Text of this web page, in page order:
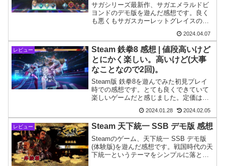
サガシリーズ最新作、サガエメラルドビ
ヨンドのデモ版を遊んだ感想です。良く
も悪くもサガスカーレットグレイスの流
携をあれこれ考える日々がやってきそう
です。
2024.04.07
レビュー
Steam 鉄拳8 感想 | 値段高いけど
とにかく楽しい。高いけど(大事
なことなので2回)。
Steam版 鉄拳8を遊んでみた初見プレイ
時での感想です。とても良くできていて
楽しいゲームだと感じました。定価は高
2024.01.28 2024.02.05
レビュー Steam 天下統一 SSB デモ版 感想
Steamのゲーム、天下統一 SSB デモ版
(体験版)を遊んだ感想です。戦国時代の天
下統一というテーマをシンプルに落とし